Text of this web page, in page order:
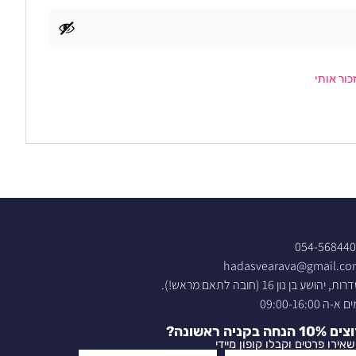
זכור אותי
054-
יהושע בן נון 16 (חובה לתאם מראש!).
א-ה 09:00-16:00
הנחה בקניה ראשונה?
פרטים וקבלו קופון מיידי